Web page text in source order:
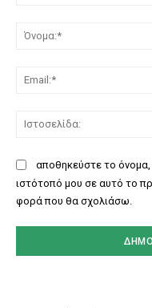
αποθηκεύστε το όνομα,
ιστότοπό μου σε αυτό το
φορά που θα σχολιάσω.